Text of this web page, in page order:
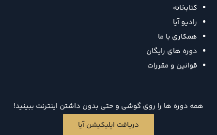
کتابخانه
رادیو آیا
همکاری با ما
دوره های رایگان
قوانین و مقررات
همه دوره ها را روی گوشی و حتی بدون داشتن اینترنت ببینید!
دریافت اپلیکیشن آیا